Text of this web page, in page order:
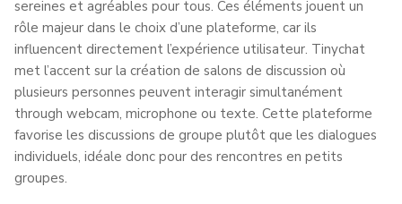
sereines et agréables pour tous. Ces éléments jouent un
rôle majeur dans le choix d’une plateforme, car ils
influencent directement l’expérience utilisateur. Tinychat
met l’accent sur la création de salons de discussion où
plusieurs personnes peuvent interagir simultanément
through webcam, microphone ou texte. Cette plateforme
favorise les discussions de groupe plutôt que les dialogues
individuels, idéale donc pour des rencontres en petits
groupes.